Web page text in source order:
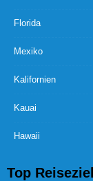
Florida
Mexiko
Kalifornien
Kauai
Hawaii
Top